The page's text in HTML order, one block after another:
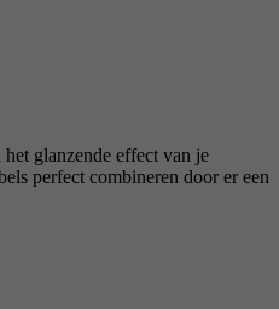
glanzende effect van je
perfect combineren door er een